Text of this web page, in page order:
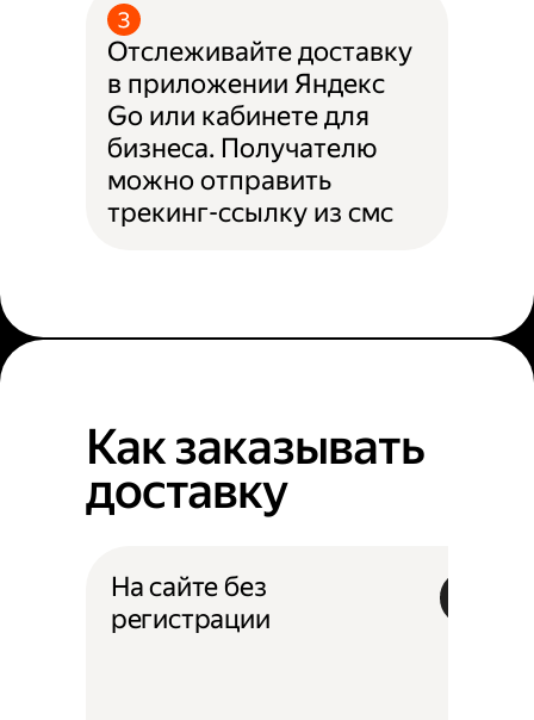
Отслеживайте доставку
в приложении Яндекс
Go или кабинете для
бизнеса. Получателю
можно отправить
трекинг-ссылку из смс
Как заказывать
доставку
На сайте без
регистрации